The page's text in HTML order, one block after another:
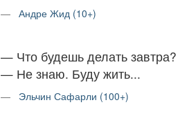
Андре Жид (10+)
— Что будешь делать завтра?
— Не знаю. Буду жить...
Эльчин Сафарли (100+)